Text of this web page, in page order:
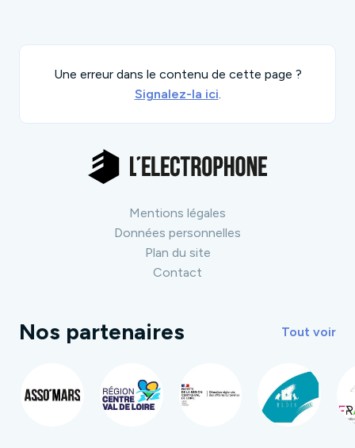
Une erreur dans le contenu de cette page ?
Signalez-la ici.
Mentions légales
Données personnelles
Plan du site
Contact
Nos partenaires Tout voir